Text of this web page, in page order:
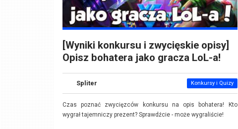
[Wyniki konkursu i zwycięskie opisy]
Opisz bohatera jako gracza LoL-a!
Spliter Konkursy i Quizy
Czas poznać zwycięzców konkursu na opis bohatera! Kto
wygrał tajemniczy prezent? Sprawdźcie - może wygraliście!